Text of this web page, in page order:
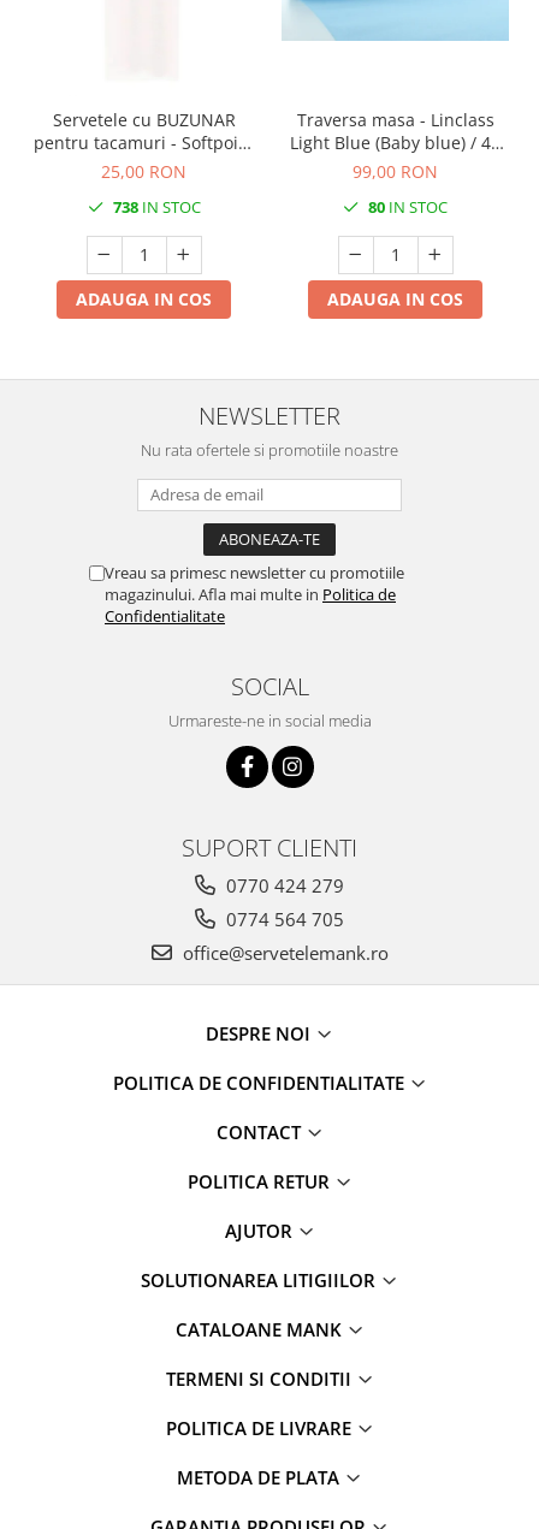
Servetele cu BUZUNAR
pentru tacamuri - Softpoint
(Alb) / 33 x 40 cm / 50 buc
25,00 RON
738IN STOC
ADAUGA IN COS
Traversa masa - Linclass
Light Blue (Baby blue) / 40
cm x 24 m / 1 rola
99,00 RON
80 IN STOC
ADAUGA IN COS
NEWSLETTER
Nu rata ofertele si promotiile noastre
Vreau sa primesc newsletter cu promotiile
magazinului. Afla mai multe in Politica de
Confidentialitate
SOCIAL
Urmareste-ne in social media
SUPORT CLIENTI
0770 424 279
0774 564 705
office@servetelemank.ro
DESPRE NOI
POLITICA DE CONFIDENTIALITATE
CONTACT
POLITICA RETUR
AJUTOR
SOLUTIONAREA LITIGIILOR
CATALOANE MANK
TERMENI SI CONDITII
POLITICA DE LIVRARE
METODA DE PLATA